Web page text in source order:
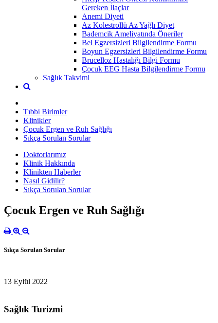
Gereken İlaçlar
Anemi Diyeti
Az Kolestrollü Az Yağlı Diyet
Bademcik Ameliyatında Öneriler
Bel Egzersizleri Bilgilendirme Formu
Boyun Egzersizleri Bilgilendirme Formu
Brucelloz Hastalığı Bilgi Formu
Çocuk EEG Hasta Bilgilendirme Formu
Sağlık Takvimi
Tıbbi Birimler
Klinikler
Çocuk Ergen ve Ruh Sağlığı
Sıkça Sorulan Sorular
Doktorlarımız
Klinik Hakkında
Klinikten Haberler
Nasıl Gidilir?
Sıkça Sorulan Sorular
Çocuk Ergen ve Ruh Sağlığı
Sıkça Sorulan Sorular
13 Eylül 2022
Sağlık Turizmi